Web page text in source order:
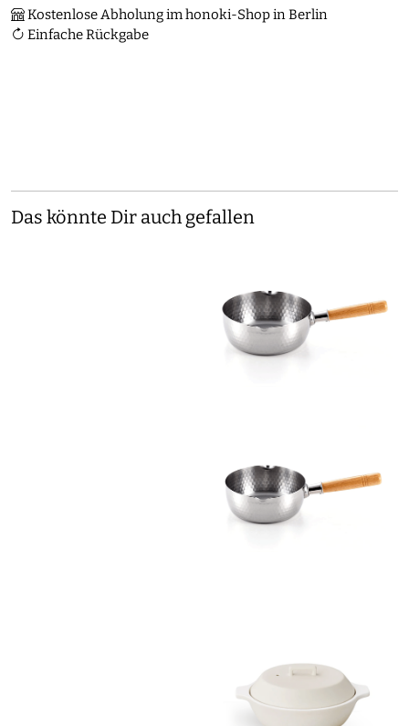
Kostenlose Abholung im honoki-Shop in Berlin
Einfache Rückgabe
Das könnte Dir auch gefallen